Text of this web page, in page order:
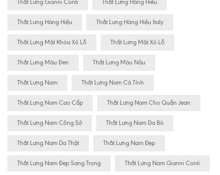
Thắt Lưng Gianni Conti Thắt Lưng Hàng Hiêu
Thắt Lưng Hàng Hiệu Thắt Lưng Hàng Hiệu Italy
Thắt Lưng Mặt Khóa Xỏ Lỗ Thắt Lưng Mặt Xỏ Lỗ
Thắt Lưng Màu Đen Thắt Lưng Màu Nâu
Thắt Lưng Nam Thắt Lưng Nam Cá Tính
Thắt Lưng Nam Cao Cấp Thắt Lưng Nam Cho Quần Jean
Thắt Lưng Nam Công Sở Thắt Lưng Nam Da Bò
Thắt Lưng Nam Da Thật Thắt Lưng Nam Đẹp
Thắt Lưng Nam Đẹp Sang Trọng Thắt Lưng Nam Gianni Conti